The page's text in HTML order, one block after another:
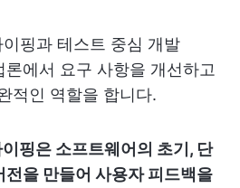
핑과 테스트 중심 개발
에서 요구 사항을 개선하고
적인 역할을 합니다.
핑은 소프트웨어의 초기, 단
전을 만들어 사용자 피드백을